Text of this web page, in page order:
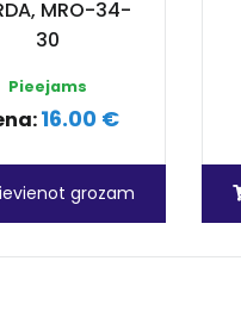
MRO-34-
30
Pieejams
16.00 €
grozam